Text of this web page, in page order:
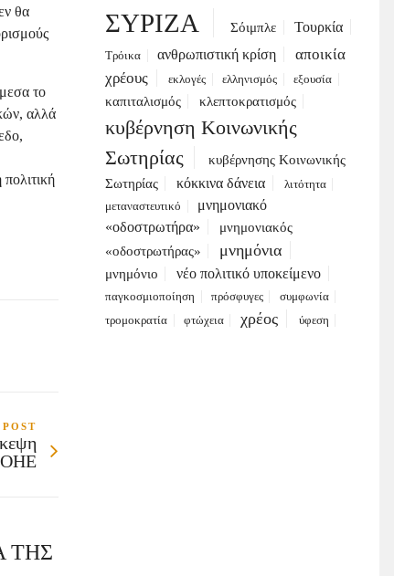
θα
το
αλλά
ΟΗΕ
ΤΗΣ
ΣΥΡΙΖΑ Σόιμπλε Τουρκία
Τρόικα ανθρωπιστική κρίση
αποικία
χρέους
εκλογές ελληνισμός εξουσία
καπιταλισμός κλεπτοκρατισμός
κυβέρνηση Κοινωνικής
Σωτηρίας
κυβέρνησης Κοινωνικής
Σωτηρίας
κόκκινα δάνεια
λιτότητα
μεταναστευτικό
μνημονιακό
«οδοστρωτήρα»
μνημονιακός
«οδοστρωτήρας»
μνημόνια
μνημόνιο νέο πολιτικό υποκείμενο
παγκοσμιοποίηση πρόσφυγες
συμφωνία
τρομοκρατία
φτώχεια χρέος ύφεση